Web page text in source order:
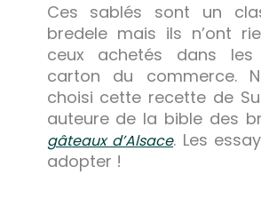
Ces sablés sont un
bredele mais ils n’ont
ceux achetés dans
carton du commerce.
choisi cette recette de
auteure de la bible des
gâteaux d’Alsace. Les
adopter !